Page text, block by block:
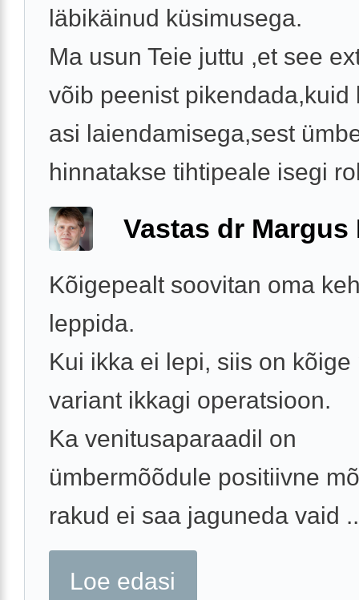
läbikäinud küsimusega.
Ma usun Teie juttu ,et see
võib peenist pikendada,kuid
asi laiendamisega,sest
hinnatakse tihtipeale isegi
Vastas dr Margus
Kõigepealt soovitan oma
leppida.
Kui ikka ei lepi, siis on kõige
variant ikkagi operatsioon.
Ka venitusaparaadil on
ümbermõõdule positiivne
rakud ei saa jaguneda vaid
Loe edasi